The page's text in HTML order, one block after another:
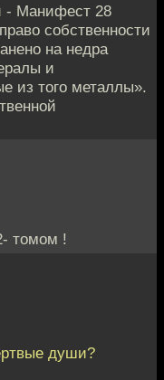
- Манифест 28
собственности
на недра
и
из того металлы».
томом !
души?